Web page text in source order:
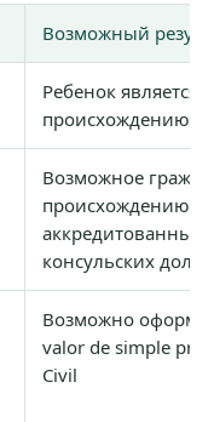
Возможный
Ребенок является
происхождению
Возможное
происхождению,
аккредитованных
консульских
Возможно
valor de simple
Civil